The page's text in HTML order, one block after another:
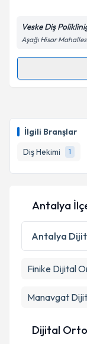
İlgili Branşlar
Diş Hekimi
1
Veske Diş
Aşağı Hisar
Randevu
takvim
E-posta
Kişisel
Metni
Antalya
Antalya
Finike Dijital
Manavgat
Dijital